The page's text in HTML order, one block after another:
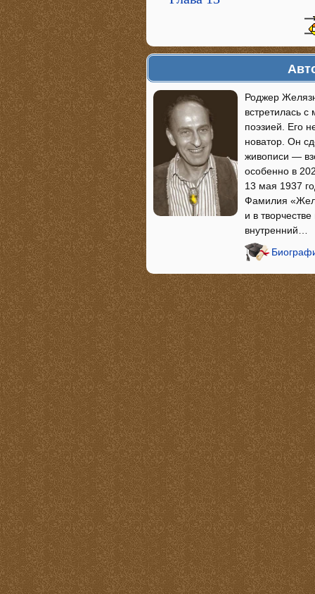
Роджер
встретилась
поэзией. Его
новатор. Он
живописи —
особенно в
13 мая 1937
Фамилия
и в
внутренний…